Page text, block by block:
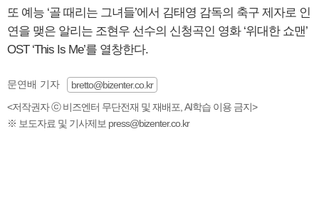
또 예능 ‘골 때리는 그녀들’에서 김태영 감독의 축구 제자로 인
연을 맺은 알리는 조현우 선수의 신청곡인 영화 ‘위대한 쇼맨’
OST ‘This Is Me’를 열창한다.
문연배 기자
bretto@bizenter.co.kr
<저작권자 ⓒ 비즈엔터 무단전재 및 재배포, AI학습 이용 금지>
※ 보도자료 및 기사제보 press@bizenter.co.kr